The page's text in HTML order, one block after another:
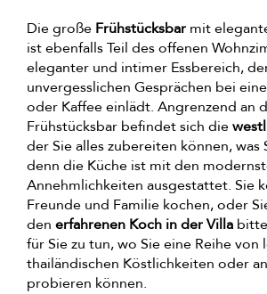
Die große Frühstücksbar mit
ist ebenfalls Teil des offenen
eleganter und intimer Essbereich,
unvergesslichen Gesprächen bei
oder Kaffee einlädt. Angrenzend an
Frühstücksbar befindet sich die
der Sie alles zubereiten können, was
denn die Küche ist mit den
Annehmlichkeiten ausgestattet. Sie
Freunde und Familie kochen, oder
den erfahrenen Koch in der Villa
für Sie zu tun, wo Sie eine Reihe von
thailändischen Köstlichkeiten oder
probieren können.